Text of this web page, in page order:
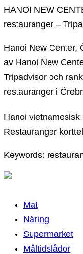
HANOI NEW
restauranger –
Hanoi New Center,
av Hanoi New
Tripadvisor och
restauranger i
Hanoi
Restauranger
Keywords:
Mat
Näring
Supermarket
Måltidslådor